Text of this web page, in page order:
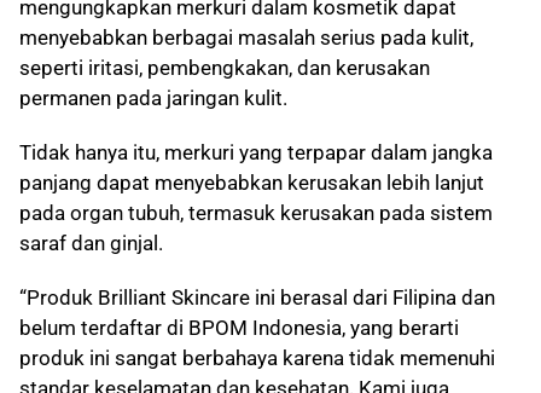
mengungkapkan merkuri dalam kosmetik dapat
menyebabkan berbagai masalah serius pada kulit,
seperti iritasi, pembengkakan, dan kerusakan
permanen pada jaringan kulit.
Tidak hanya itu, merkuri yang terpapar dalam jangka
panjang dapat menyebabkan kerusakan lebih lanjut
pada organ tubuh, termasuk kerusakan pada sistem
saraf dan ginjal.
“Produk Brilliant Skincare ini berasal dari Filipina dan
belum terdaftar di BPOM Indonesia, yang berarti
produk ini sangat berbahaya karena tidak memenuhi
standar keselamatan dan kesehatan. Kami juga